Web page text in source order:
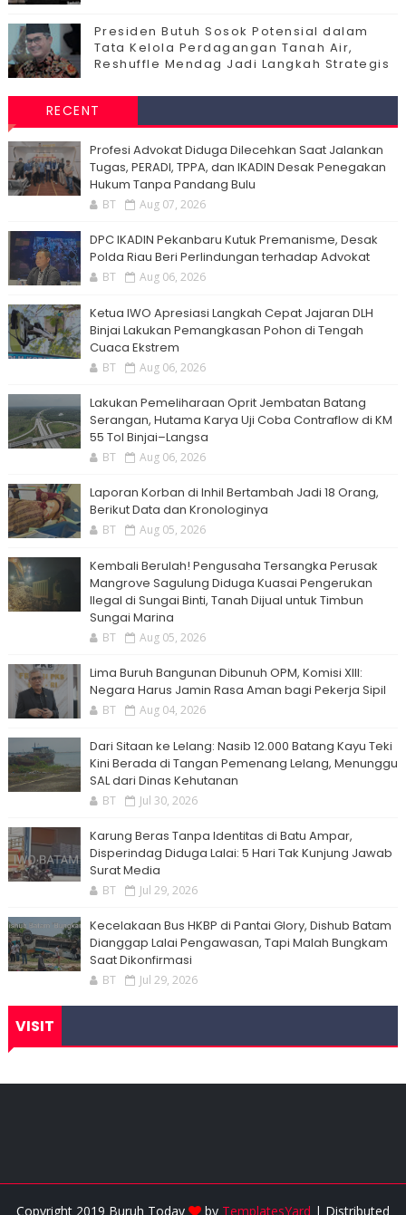
Presiden Butuh Sosok Potensial dalam
Tata Kelola Perdagangan Tanah Air,
Reshuffle Mendag Jadi Langkah Strategis
RECENT
Profesi Advokat Diduga Dilecehkan Saat Jalankan
Tugas, PERADI, TPPA, dan IKADIN Desak Penegakan
Hukum Tanpa Pandang Bulu
BT Aug 07, 2026
DPC IKADIN Pekanbaru Kutuk Premanisme, Desak
Polda Riau Beri Perlindungan terhadap Advokat
BT Aug 06, 2026
Ketua IWO Apresiasi Langkah Cepat Jajaran DLH
Binjai Lakukan Pemangkasan Pohon di Tengah
Cuaca Ekstrem
BT Aug 06, 2026
Lakukan Pemeliharaan Oprit Jembatan Batang
Serangan, Hutama Karya Uji Coba Contraflow di KM
55 Tol Binjai–Langsa
BT Aug 06, 2026
Laporan Korban di Inhil Bertambah Jadi 18 Orang,
Berikut Data dan Kronologinya
BT Aug 05, 2026
Kembali Berulah! Pengusaha Tersangka Perusak
Mangrove Sagulung Diduga Kuasai Pengerukan
Ilegal di Sungai Binti, Tanah Dijual untuk Timbun
Sungai Marina
BT Aug 05, 2026
Lima Buruh Bangunan Dibunuh OPM, Komisi XIII:
Negara Harus Jamin Rasa Aman bagi Pekerja Sipil
BT Aug 04, 2026
Dari Sitaan ke Lelang: Nasib 12.000 Batang Kayu Teki
Kini Berada di Tangan Pemenang Lelang, Menunggu
SAL dari Dinas Kehutanan
BT Jul 30, 2026
Karung Beras Tanpa Identitas di Batu Ampar,
Disperindag Diduga Lalai: 5 Hari Tak Kunjung Jawab
Surat Media
BT Jul 29, 2026
Kecelakaan Bus HKBP di Pantai Glory, Dishub Batam
Dianggap Lalai Pengawasan, Tapi Malah Bungkam
Saat Dikonfirmasi
BT Jul 29, 2026
VISIT
Copyright 2019 Buruh Today by TemplatesYard | Distributed